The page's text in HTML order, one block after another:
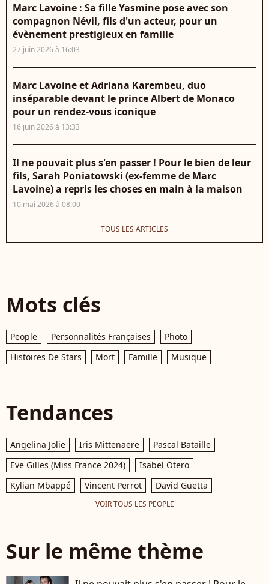
Marc Lavoine : Sa fille Yasmine pose avec son
compagnon Névil, fils d'un acteur, pour un
évènement prestigieux en famille
27 juin 2026 à 16:03
Marc Lavoine et Adriana Karembeu, duo
inséparable devant le prince Albert de Monaco
pour un rendez-vous iconique
16 juin 2026 à 13:33
Il ne pouvait plus s'en passer ! Pour le bien de leur
fils, Sarah Poniatowski (ex-femme de Marc
Lavoine) a repris les choses en main à la maison
10 mai 2026 à 08:00
TOUS LES ARTICLES
Mots clés
People Personnalités Françaises
Photo
Histoires De Stars
Mort Famille Musique
Tendances
Angelina Jolie Iris Mittenaere
Pascal Bataille
Eve Gilles (Miss France 2024)
Isabel Otero
Kylian Mbappé
Vincent Perrot David Guetta
VOIR TOUS LES PEOPLE
Sur le même thème